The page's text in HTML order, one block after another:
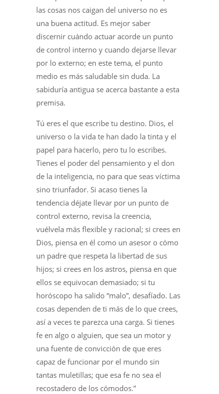
las cosas nos caigan del universo no es
una buena actitud. Es mejor saber
discernir cuándo actuar acorde un punto
de control interno y cuando dejarse llevar
por lo externo; en este tema, el punto
medio es más saludable sin duda. La
sabiduría antigua se acerca bastante a esta
premisa.
Tú eres el que escribe tu destino. Dios, el
universo o la vida te han dado la tinta y el
papel para hacerlo, pero tu lo escribes.
Tienes el poder del pensamiento y el don
de la inteligencia, no para que seas víctima
sino triunfador. Si acaso tienes la
tendencia déjate llevar por un punto de
control externo, revisa la creencia,
vuélvela más flexible y racional; si crees en
Dios, piensa en él como un asesor o cómo
un padre que respeta la libertad de sus
hijos; si crees en los astros, piensa en que
ellos se equivocan demasiado; si tu
horóscopo ha salido “malo”, desafíado. Las
cosas dependen de ti más de lo que crees,
así a veces te parezca una carga. Si tienes
fe en algo o alguien, que sea un motor y
una fuente de convicción de que eres
capaz de funcionar por el mundo sin
tantas muletillas; que esa fe no sea el
recostadero de los cómodos.”